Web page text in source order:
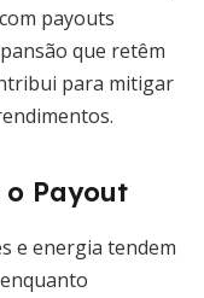
payouts
que retêm
para mitigar
Payout
e energia tendem